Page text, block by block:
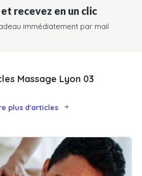
recevez en un clic
immédiatement par mail
Massage Lyon 03
plus d'articles